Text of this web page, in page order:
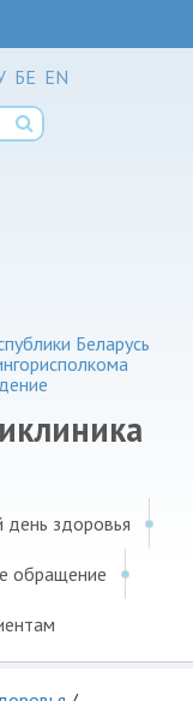
БЕ EN
Беларусь
день здоровья
обращение